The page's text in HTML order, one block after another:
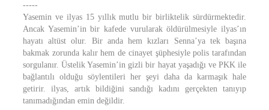
-----
Yasemin ve ilyas 15 yıllık mutlu bir birliktelik sürdürmektedir.
Ancak Yasemin’in bir kafede vurularak öldürülmesiyle ilyas’ın
hayatı altüst olur. Bir anda hem kızları Senna’ya tek başına
bakmak zorunda kalır hem de cinayet şüphesiyle polis tarafından
sorgulanır. Üstelik Yasemin’in gizli bir hayat yaşadığı ve PKK ile
bağlantılı olduğu söylentileri her şeyi daha da karmaşık hale
getirir. ilyas, artık bildiğini sandığı kadını gerçekten tanıyıp
tanımadığından emin değildir.